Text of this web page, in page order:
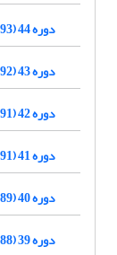
دوره 44 (1393)
دوره 43 (1392)
دوره 42 (1391)
دوره 41 (1391)
دوره 40 (1389)
دوره 39 (1388)